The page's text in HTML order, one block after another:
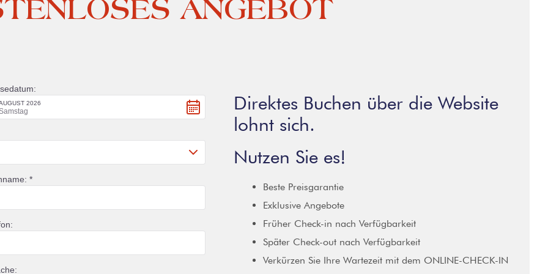
ANGEBOT
Direktes Buchen über die Website
lohnt sich.
Nutzen Sie es!
Beste Preisgarantie
Exklusive Angebote
Früher Check-in nach Verfügbarkeit
Später Check-out nach Verfügbarkeit
Verkürzen Sie Ihre Wartezeit mit dem ONLINE-CHECK-IN